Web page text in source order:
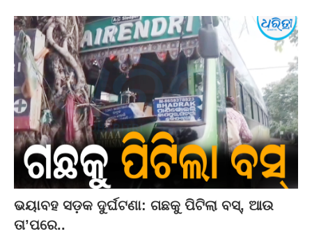
ଭୟାବହ ସଡ଼କ ଦୁର୍ଘଟଣା: ଗଛକୁ ପିଟିଲା ବସ୍‌, ଆଉ
ତା’ପରେ..